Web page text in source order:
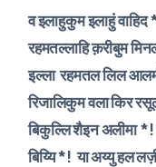
व इलाहुकुम इलाहुं वाहिद
रहमतल्लाहि क़रीबुम
इल्ला रहमतल लिल
रिजालिकुम वला किर
बिकुल्लि शैइन अलीमा
बिय्यि *! या अय्यु हल